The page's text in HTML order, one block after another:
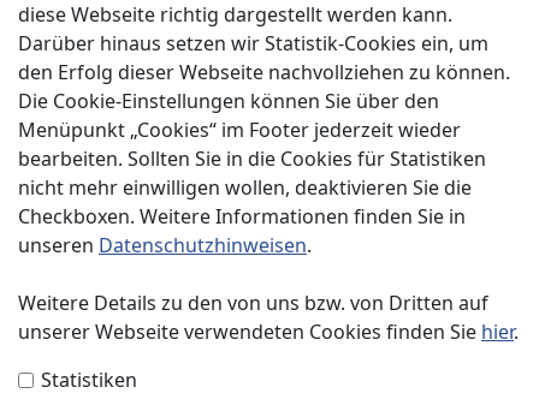
Service
Spenden
Impressum
Kontakt
Presse
diese Webseite richtig dargestellt werden kann.
Darüber hinaus setzen wir Statistik-Cookies ein, um
den Erfolg dieser Webseite nachvollziehen zu können.
Die Cookie-Einstellungen können Sie über den
Menüpunkt „Cookies“ im Footer jederzeit wieder
bearbeiten. Sollten Sie in die Cookies für Statistiken
nicht mehr einwilligen wollen, deaktivieren Sie die
Checkboxen. Weitere Informationen finden Sie in
unseren Datenschutzhinweisen.
Weitere Details zu den von uns bzw. von Dritten auf
unserer Webseite verwendeten Cookies finden Sie hier.
Statistiken